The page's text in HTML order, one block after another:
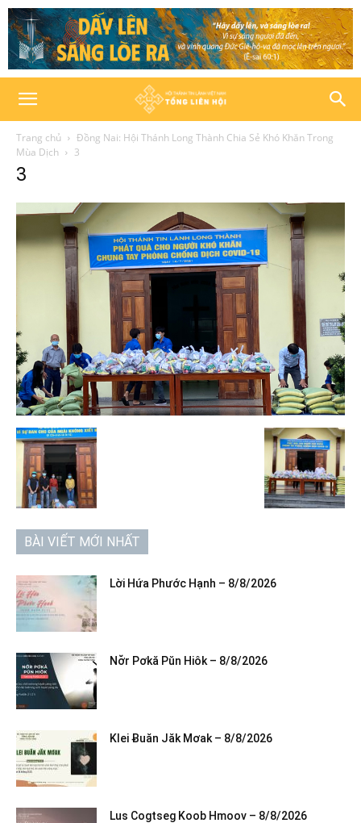
Trang chủ
Đồng Nai: Hội Thánh Long Thành Chia Sẻ Khó Khăn Trong
Mùa Dịch
3
3
BÀI VIẾT MỚI NHẤT
Lời Hứa Phước Hạnh – 8/8/2026
Nơ̆r Pơkă Pŭn Hiôk – 8/8/2026
Klei Ƀuăn Jăk Mơak – 8/8/2026
Lus Cogtseg Koob Hmoov – 8/8/2026